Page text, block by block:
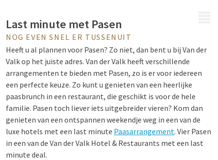
Last minute met Pasen
NOG EVEN SNEL ER TUSSENUIT
Heeft u al plannen voor Pasen? Zo niet, dan bent u bij Van der
Valk op het juiste adres. Van der Valk heeft verschillende
arrangementen te bieden met Pasen, zo is er voor iedereen
een perfecte keuze. Zo kunt u genieten van een heerlijke
paasbrunch in een restaurant, die geschikt is voor de hele
familie. Pasen toch liever iets uitgebreider vieren? Kom dan
genieten van een ontspannen weekendje weg in een van de
luxe hotels met een last minute Paasarrangement. Vier Pasen
in een van de Van der Valk Hotel & Restaurants met een last
minute deal.